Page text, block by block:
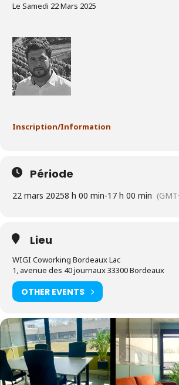
Le Samedi 22 Mars 2025
Inscription/Information
Période
22 mars 20258 h 00 min-17 h 00 min
Lieu
WIGI Coworking Bordeaux Lac
1, avenue des 40 journaux 33300 Bordeaux
OTHER EVENTS